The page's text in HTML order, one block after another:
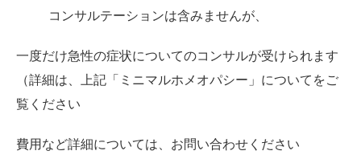
コンサルテーションは含みませんが、
一度だけ急性の症状についてのコンサルが受けられます
（詳細は、上記「ミニマルホメオパシー」についてをご
覧ください
費用など詳細については、お問い合わせください